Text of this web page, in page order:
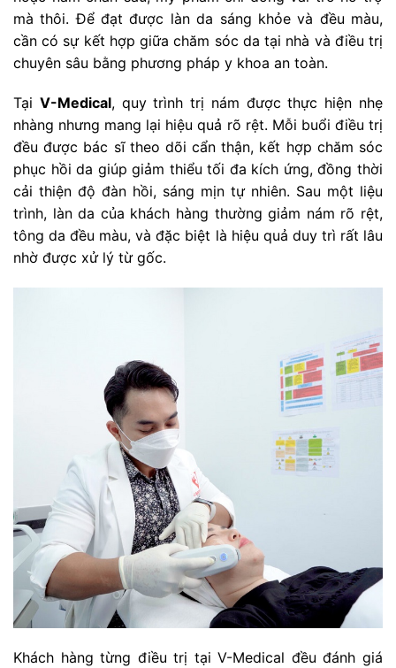
mà thôi. Để đạt được làn da sáng khỏe và đều màu,
cần có sự kết hợp giữa chăm sóc da tại nhà và điều trị
chuyên sâu bằng phương pháp y khoa an toàn.
Tại V-Medical, quy trình trị nám được thực hiện nhẹ
nhàng nhưng mang lại hiệu quả rõ rệt. Mỗi buổi điều trị
đều được bác sĩ theo dõi cẩn thận, kết hợp chăm sóc
phục hồi da giúp giảm thiểu tối đa kích ứng, đồng thời
cải thiện độ đàn hồi, sáng mịn tự nhiên. Sau một liệu
trình, làn da của khách hàng thường giảm nám rõ rệt,
tông da đều màu, và đặc biệt là hiệu quả duy trì rất lâu
nhờ được xử lý từ gốc.
Khách hàng từng điều trị tại V-Medical đều đánh giá